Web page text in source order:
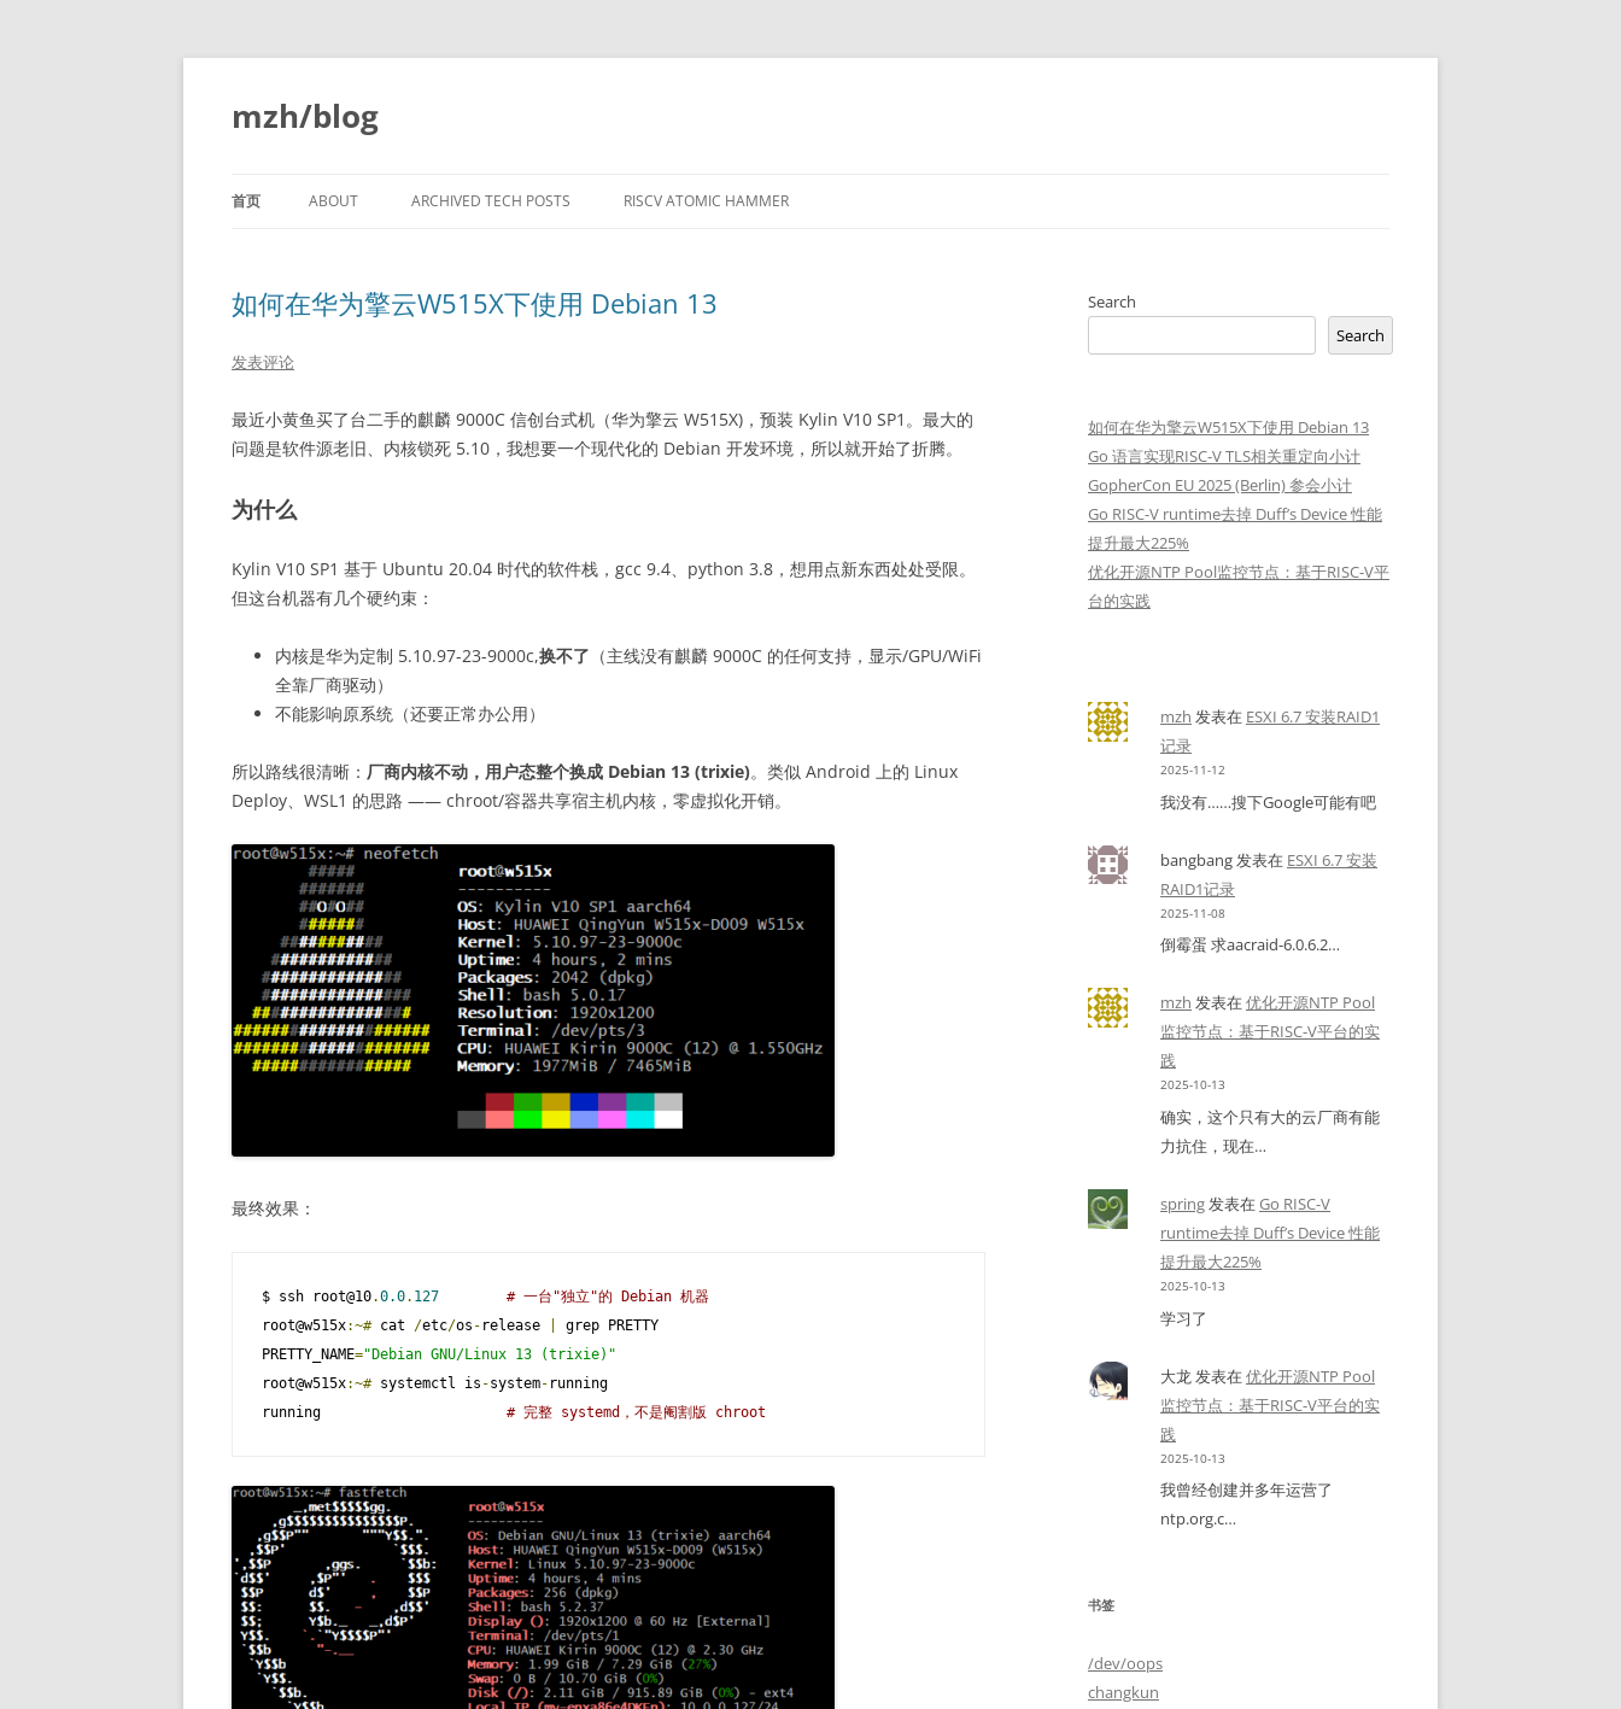
跳
文
mzh/blog
首页 ABOUT ARCHIVED TECH POSTS
LINKERS PART 3
RISCV ATOMIC HAMMER
如何在华为擎云W515X下使用 Debian 13
发表评论
最近小黄鱼买了台二手的麒麟 9000C 信创台式机（华为擎云 W515X)，预装 Kylin V10 SP1。最大的
问题是软件源老旧、内核锁死 5.10，我想要一个现代化的 Debian 开发环境，所以就开始了折腾。
为什么
Kylin V10 SP1 基于 Ubuntu 20.04 时代的软件栈，gcc 9.4、python 3.8，想用点新东西处处受限。
但这台机器有几个硬约束：
内核是华为定制 5.10.97-23-9000c,换不了 （主线没有麒麟 9000C 的任何支持，显示/GPU/WiFi
全靠厂商驱动）
不能影响原系统（还要正常办公用）
所以路线很清晰： 厂商内核不动，用户态整个换成 Debian 13 (trixie)。类似 Android 上的 Linux
Deploy、WSL1 的思路 —— chroot/容器共享宿主机内核，零虚拟化开销。
最终效果：
$ ssh root@10.0.0. 127
# 一台"独立"的 Debian 机器
root@w515x:~# cat /etc/os - release
grep PRETTY
PRETTY_NAME="Debian GNU/Linux 13 (trixie)"
root@w515x:~# systemctl is -system- running
running # 完整 systemd，不是阉割版 chroot
Search
Search
如何在华为擎云W515X下使用 Debian 13
Go 语言实现RISC-V TLS相关重定向小计
GopherCon EU 2025 (Berlin) 参会小计
Go RISC-V runtime去掉 Duff’s Device 性能
提升最大225%
优化开源NTP Pool监控节点：基于RISC-V平
台的实践
mzh 发表在 ESXI 6.7 安装RAID1
记录
2025-11-12
我没有……搜下Google可能有吧
bangbang发表在 ESXI 6.7 安装
RAID1记录
2025-11-08
倒霉蛋 求aacraid-6.0.6.2…
mzh 发表在优化开源NTP Pool
监控节点：基于RISC-V平台的实
践
2025-10-13
确实，这个只有大的云厂商有能
力抗住，现在…
spring发表在Go RISC-V
runtime去掉 Duff’s Device 性能
提升最大225%
2025-10-13
学习了
大龙发表在优化开源NTP Pool
监控节点：基于RISC-V平台的实
践
2025-10-13
我曾经创建并多年运营了
ntp.org.c…
书签
/dev/oops
changkun